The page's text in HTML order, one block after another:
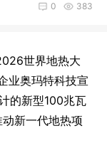
383
0
世界地热大
业奥玛特科技宣
的新型100兆瓦
新一代地热项